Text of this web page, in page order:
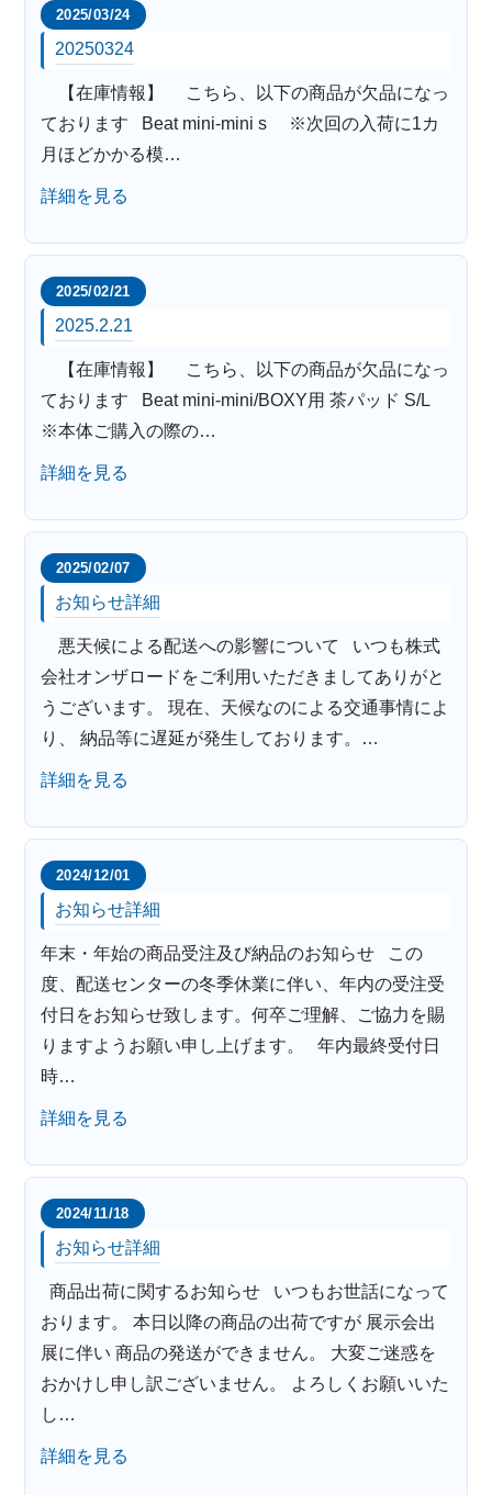
2025/03/24
20250324
【在庫情報】 こちら、以下の商品が欠品になっ
ております Beat mini-mini s ※次回の入荷に1カ
月ほどかかる模…
詳細を見る
2025/02/21
2025.2.21
【在庫情報】 こちら、以下の商品が欠品になっ
ております Beat mini-mini/BOXY用 茶パッド S/L
※本体ご購入の際の…
詳細を見る
2025/02/07
お知らせ詳細
悪天候による配送への影響について いつも株式
会社オンザロードをご利用いただきましてありがと
うございます。 現在、天候なのによる交通事情によ
り、 納品等に遅延が発生しております。…
詳細を見る
2024/12/01
お知らせ詳細
年末・年始の商品受注及び納品のお知らせ この
度、配送センターの冬季休業に伴い、年内の受注受
付日をお知らせ致します。何卒ご理解、ご協力を賜
りますようお願い申し上げます。 年内最終受付日
時…
詳細を見る
2024/11/18
お知らせ詳細
商品出荷に関するお知らせ いつもお世話になって
おります。 本日以降の商品の出荷ですが 展示会出
展に伴い 商品の発送ができません。 大変ご迷惑を
おかけし申し訳ございません。 よろしくお願いいた
し…
詳細を見る